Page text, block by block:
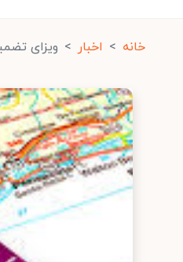
خانه اخبار ویزای